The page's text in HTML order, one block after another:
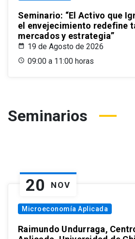
Seminario: “El Activo que
el envejecimiento redefine
mercados y estrategia”
19 de Agosto de 2026
09:00 a 11:00 horas
Seminarios
20 NOV
Microeconomía Aplicada
Raimundo Undurraga,